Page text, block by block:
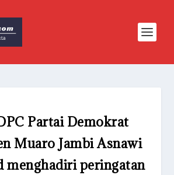
Partai Demokrat
Muaro Jambi Asnawi
menghadiri peringatan